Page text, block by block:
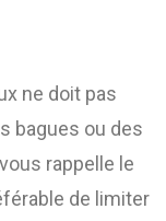
ne doit pas
bagues ou des
rappelle le
de limiter